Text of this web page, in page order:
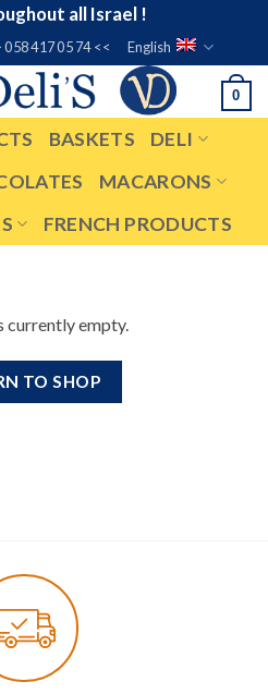
all Israel !
058 417 05 74 << English
0
BASKETS
DELI
MACARONS
FRENCH PRODUCTS
currently empty.
TO SHOP